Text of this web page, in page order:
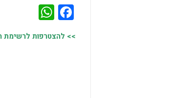
Facebook
>> להצטרפות לרשימת